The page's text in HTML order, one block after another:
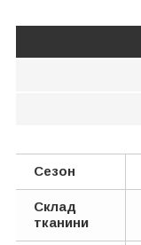
Сезон
Склад
тканини